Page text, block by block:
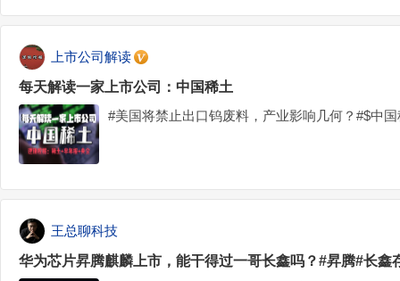
上市公司解读
每天解读一家上市公司：中国稀土
#美国将禁止出口钨废料，产业影响几何？#$中
王总聊科技
华为芯片昇腾麒麟上市，能干得过一哥长鑫吗？#昇腾#长鑫